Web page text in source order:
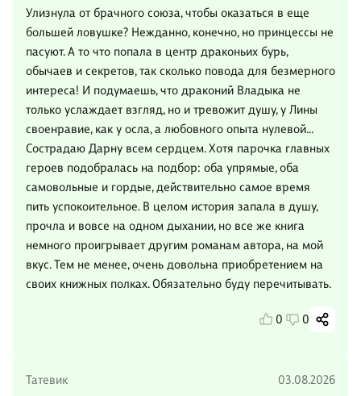
Улизнула от брачного союза, чтобы оказаться в еще
большей ловушке? Нежданно, конечно, но принцессы не
пасуют. А то что попала в центр драконьих бурь,
обычаев и секретов, так сколько повода для безмерного
интереса! И подумаешь, что драконий Владыка не
только услаждает взгляд, но и тревожит душу, у Лины
своенравие, как у осла, а любовного опыта нулевой...
Сострадаю Дарну всем сердцем. Хотя парочка главных
героев подобралась на подбор: оба упрямые, оба
самовольные и гордые, действительно самое время
пить успокоительное. В целом история запала в душу,
прочла и вовсе на одном дыхании, но все же книга
немного проигрывает другим романам автора, на мой
вкус. Тем не менее, очень довольна приобретением на
своих книжных полках. Обязательно буду перечитывать.
0 0
Татевик 03.08.2026